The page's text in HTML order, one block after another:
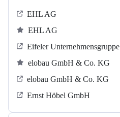
EHL AG
EHL AG
Eifeler Unternehmensgruppe
elobau GmbH & Co. KG
elobau GmbH & Co. KG
Ernst Höbel GmbH